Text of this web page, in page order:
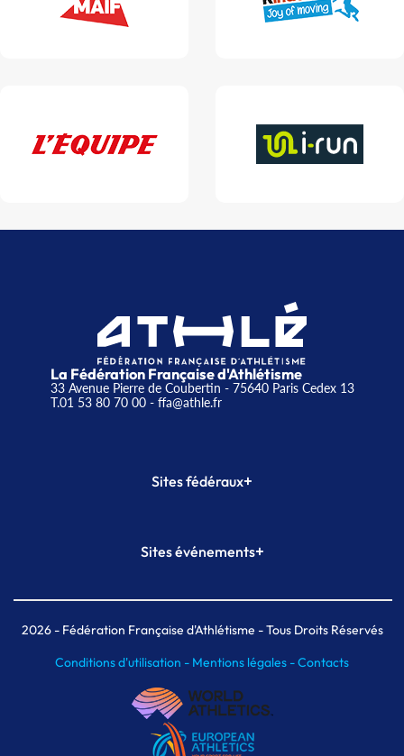
La Fédération Française d'Athlétisme
33 Avenue Pierre de Coubertin - 75640 Paris Cedex 13
T.01 53 80 70 00- ffa@athle.fr
Sites fédéraux+
Plateforme Formation
Sites événements+
Meeting de Paris indoor
MAIF Ekiden de Paris
2026- Fédération Française d'Athlétisme - Tous Droits Réservés
Conditions d'utilisation - Mentions légales -Contacts